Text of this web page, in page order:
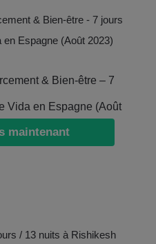
& Bien-être – 7
Vida en Espagne (Août
maintenant